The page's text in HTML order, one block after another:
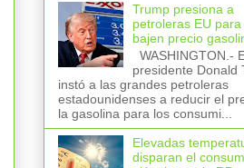
Trump presiona a
petroleras EU
bajen precio
WASHINGTON.-
presidente Donald
instó a las grandes petroleras
estadounidenses a reducir el
la gasolina para los consumi...
Elevadas
disparan el